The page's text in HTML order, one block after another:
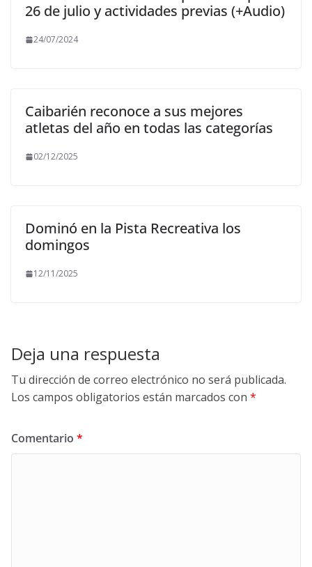
26 de julio y actividades previas (+Audio)
24/07/2024
Caibarién reconoce a sus mejores
atletas del año en todas las categorías
02/12/2025
Dominó en la Pista Recreativa los
domingos
12/11/2025
Deja una respuesta
Tu dirección de correo electrónico no será publicada.
Los campos obligatorios están marcados con *
Comentario *